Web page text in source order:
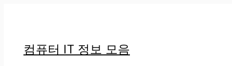
컴퓨터 IT 정보 모음